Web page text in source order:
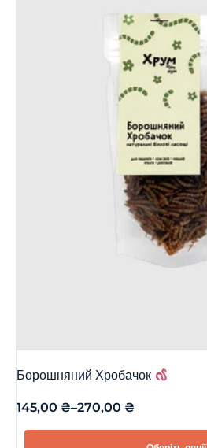
Борошняний Хробачок
145,00 ₴–270,00 ₴